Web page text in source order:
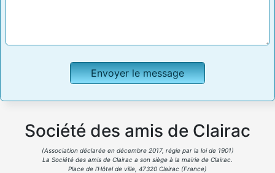
Société des amis de Clairac
(Association déclarée en décembre 2017, régie par la loi de 1901)
La Société des amis de Clairac a son siège à la mairie de Clairac.
Place de l’Hôtel de ville, 47320 Clairac (France)